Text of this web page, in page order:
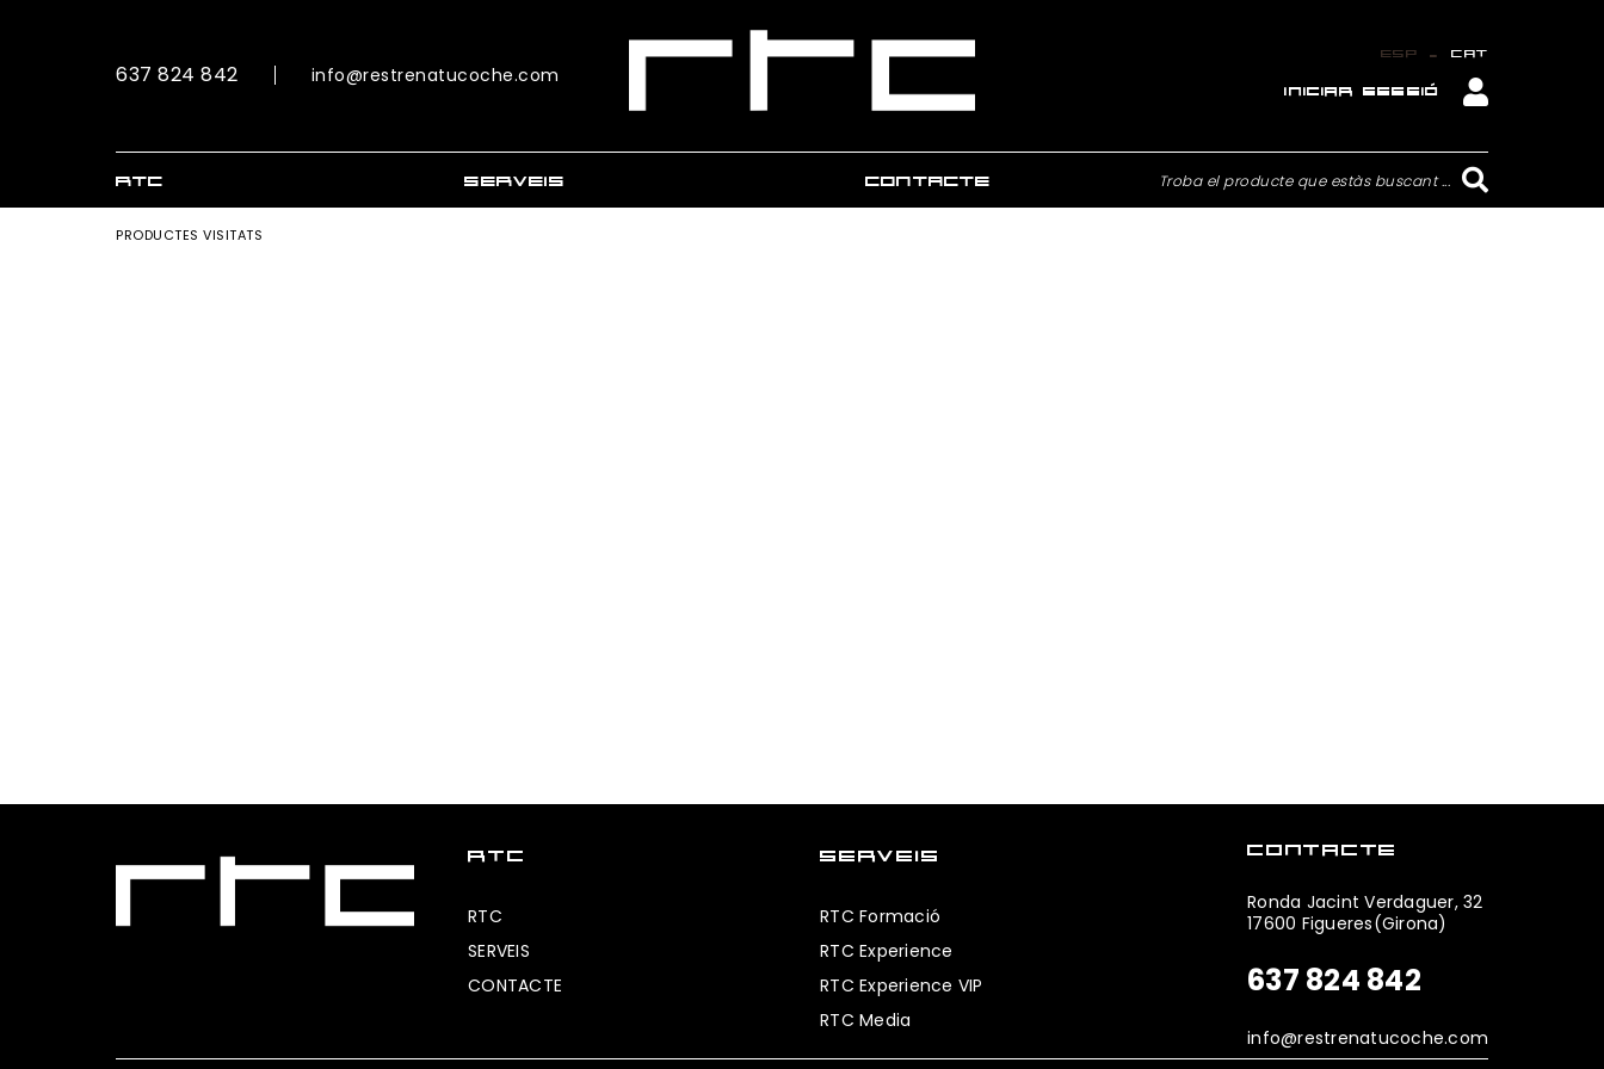
637 824 842 info@restrenatucoche.com
ESP CAT
INICIAR SESSIÓ
RTC SERVEIS CONTACTE Troba el producte que estàs buscant ...
PRODUCTES VISITATS
RTC
RTC
SERVEIS
CONTACTE
SERVEIS
RTC Formació
RTC Experience
RTC Experience VIP
RTC Media
CONTACTE
Ronda Jacint Verdaguer, 32
17600 Figueres(Girona)
637 824 842
info@restrenatucoche.com